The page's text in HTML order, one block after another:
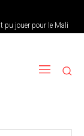
pu jouer pour le Mali